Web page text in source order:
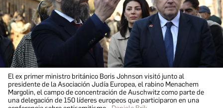
El ex primer ministro británico Boris Johnson visitó junto al
presidente de la Asociación Judía Europea, el rabino Menachem
Margolin, el campo de concentración de Auschwitz como parte de
una delegación de 150 líderes europeos que participaron en una